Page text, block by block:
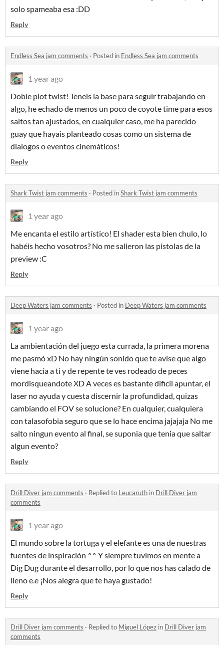
solo spameaba esa :DD
Reply
Endless Sea jam comments · Posted in Endless Sea jam comments
1 year ago
Doble plot twist! Teneis la base para seguir trabajando en
algo, he echado de menos un poco de coyote time para esos
saltos tan ajustados, en cualquier caso, me ha parecido
guay que hayais planteado cosas como un sistema de
dialogos o eventos cinemáticos!
Reply
Shark Twist jam comments · Posted inShark Twist jam comments
1 year ago
Me encanta el estilo artístico! El shader esta bien chulo, lo
habéis hecho vosotros? No me salieron las pistolas de la
preview :C
Reply
Deep Waters jam comments · Posted in Deep Waters jam comments
1 year ago
La ambientación del juego esta currada, la primera morena
me pasmó xD No hay ningún sonido que te avise que algo
viene hacia a ti y de repente te ves rodeado de peces
mordisqueandote XD A veces es bastante dificil apuntar, el
laser no ayuda y cuesta discernir la profundidad, quizas
cambiando el FOV se solucione? En cualquier, cualquiera
con talasofobia seguro que se lo hace encima jajajaja No me
salto ningun evento al final, se suponia que tenia que saltar
algun evento?
Reply
Drill Diver jam comments · Replied to Leucaruth in Drill Diver jam
comments
1 year ago
El mundo sobre la tortuga y el elefante es una de nuestras
fuentes de inspiración ^^ Y siempre tuvimos en mente a
Dig Dug durante el desarrollo, por lo que nos has calado de
lleno e.e ¡Nos alegra que te haya gustado!
Reply
Drill Diver jam comments · Replied to Miguel López in Drill Diver jam
comments